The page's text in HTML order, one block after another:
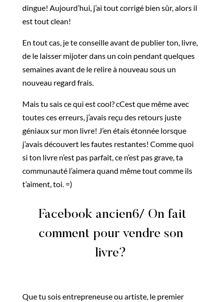
dingue! Aujourd’hui, j’ai tout corrigé bien sûr, alors il
est tout clean!
En tout cas, je te conseille avant de publier ton, livre,
de le laisser mijoter dans un coin pendant quelques
semaines avant de le relire à nouveau sous un
nouveau regard frais.
Mais tu sais ce qui est cool? cCest que même avec
toutes ces erreurs, j’avais reçu des retours juste
géniaux sur mon livre! J’en étais étonnée lorsque
j’avais découvert les fautes restantes! Comme quoi
si ton livre n’est pas parfait, ce n’est pas grave, ta
communauté l’aimera quand même tout comme ils
t’aiment, toi. =)
Facebook ancien6/ On fait
comment pour vendre son
livre?
Que tu sois entrepreneuse ou artiste, le premier